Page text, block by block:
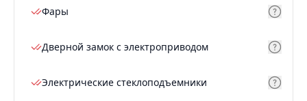
Фары
Дверной замок с электроприводом
Электрические стеклоподъемники